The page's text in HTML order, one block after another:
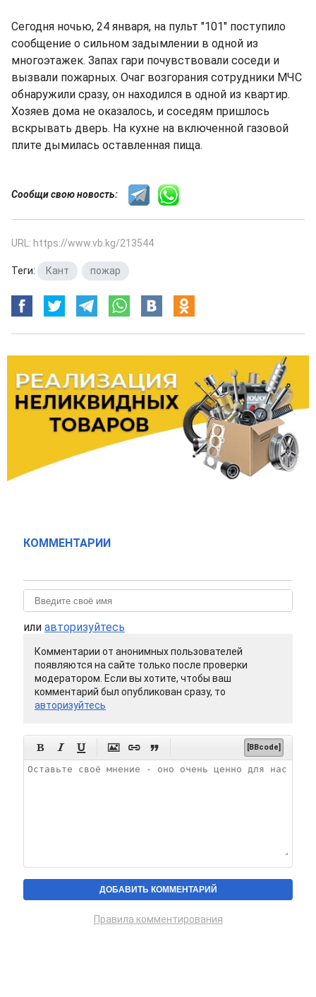
Сегодня ночью, 24 января, на пульт "101" поступило
сообщение о сильном задымлении в одной из
многоэтажек. Запах гари почувствовали соседи и
вызвали пожарных. Очаг возгорания сотрудники МЧС
обнаружили сразу, он находился в одной из квартир.
Хозяев дома не оказалось, и соседям пришлось
вскрывать дверь. На кухне на включенной газовой
плите дымилась оставленная пища.
Сообщи свою новость:
URL: https://www.vb.kg/213544
Теги: Кант пожар
КОММЕНТАРИИ
или авторизуйтесь
Комментарии от анонимных пользователей
появляются на сайте только после проверки
модератором. Если вы хотите, чтобы ваш
комментарий был опубликован сразу, то
авторизуйтесь
      [BBcode]
Правила комментирования